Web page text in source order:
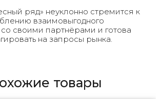
ряд» неуклонно стремится к
взаимовыгодного
со своими партнёрами и готова
на запросы рынка.
товары